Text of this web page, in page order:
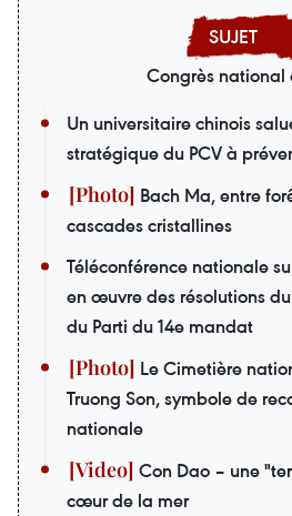
Congrès national
Un universitaire chinois
stratégique du PCV à
Bach Ma, entre
cascades cristallines
Téléconférence nationale
en œuvre des résolutions
du Parti du 14e mandat
Le Cimetière
Truong Son, symbole de
nationale
Con Dao – une
cœur de la mer